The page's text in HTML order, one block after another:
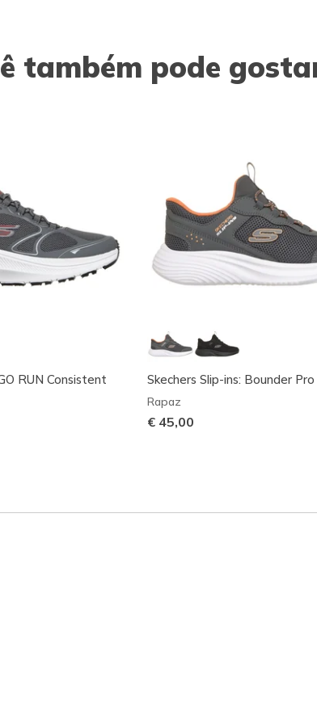
também pode
RUN Consistent
Skechers Slip-ins: Bounder Pro
Rapaz
€ 45,00